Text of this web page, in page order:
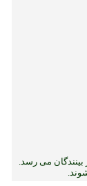
می رسد.